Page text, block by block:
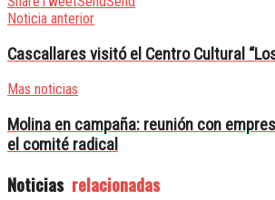
Noticia anterior
Cascallares visitó el Centro Cultural
Mas noticias
Molina en campaña: reunión con
el comité radical
Noticias relacionadas